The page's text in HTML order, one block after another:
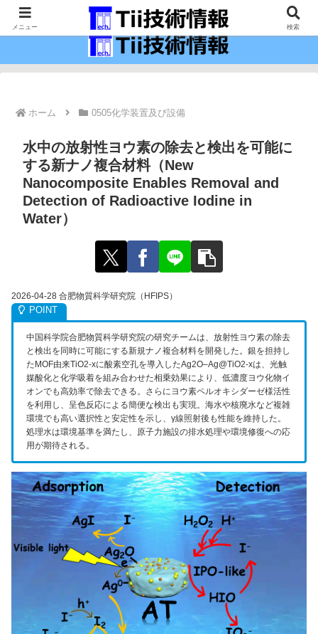
最新の科学技術の情報インフラ。
ホーム 0505化学装置及び設備
水中の放射性ヨウ素の除去と検出を可能に
する新ナノ複合材料（New
Nanocomposite Enables Removal and
Detection of Radioactive Iodine in
Water）
2026-04-28 合肥物質科学研究院（HFIPS）
中国科学院合肥物質科学研究院の研究チームは、放射性ヨウ素の除去
と検出を同時に可能にする新規ナノ複合材料を開発した。銀を担持し
たMOF由来TiO2-xに酸素空孔を導入したAg2O–Ag@TiO2-xは、光触
媒酸化と化学吸着を組み合わせた相乗効果により、低濃度ヨウ化物イ
オンでも高効率で除去できる。さらにヨウ素ペルオキシダーゼ様活性
を利用し、呈色反応による簡便な検出も実現。海水や核廃水など複雑
環境でも高い選択性と安定性を示し、γ線照射後も性能を維持した。
処理水は環境基準を満たし、原子力施設の排水処理や環境修復への応
用が期待される。
メニュー 検索